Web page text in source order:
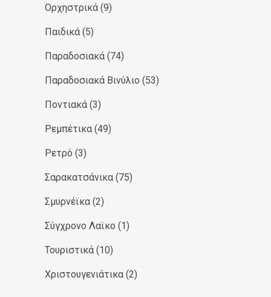
Ορχηστρικά (9)
Παιδικά (5)
Παραδοσιακά (74)
Παραδοσιακά Βινύλιο (53)
Ποντιακά (3)
Ρεμπέτικα (49)
Ρετρό (3)
Σαρακατσάνικα (75)
Σμυρνέϊκα (2)
Σύγχρονο Λαϊκο (1)
Τουριστικά (10)
Χριστουγενιάτικα (2)